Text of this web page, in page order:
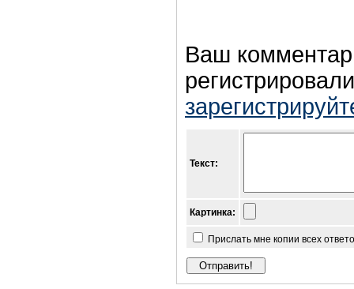
Ваш
Текст:
Картинка:
Прислать мне копии всех